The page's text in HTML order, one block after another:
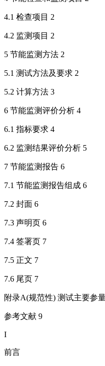
4.1 检查项目 2
4.2 监测项目 2
5 节能监测方法 2
5.1 测试方法及要求 2
5.2 计算方法 3
6 节能监测评价分析 4
6.1 指标要求 4
6.2 监测结果评价分析 5
7 节能监测报告 6
7.1 节能监测报告组成 6
7.2 封面 6
7.3 声明页 6
7.4 签署页 7
7.5 正文 7
7.6 尾页 7
附录A(规范性) 测试主要参
参考文献 9
I
前言